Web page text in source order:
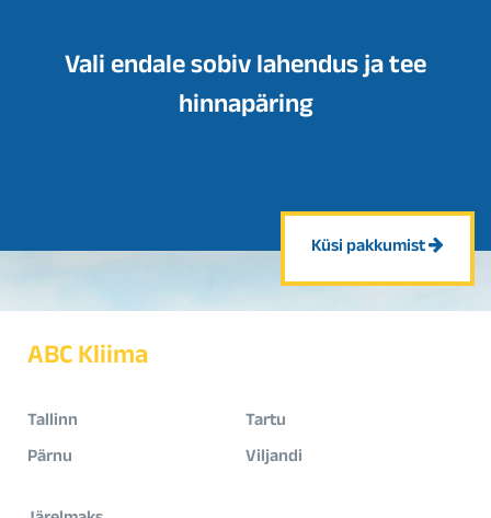
Vali endale sobiv lahendus ja tee
hinnapäring
Küsi pakkumist
ABC Kliima
Tallinn
Tartu
Pärnu
Viljandi